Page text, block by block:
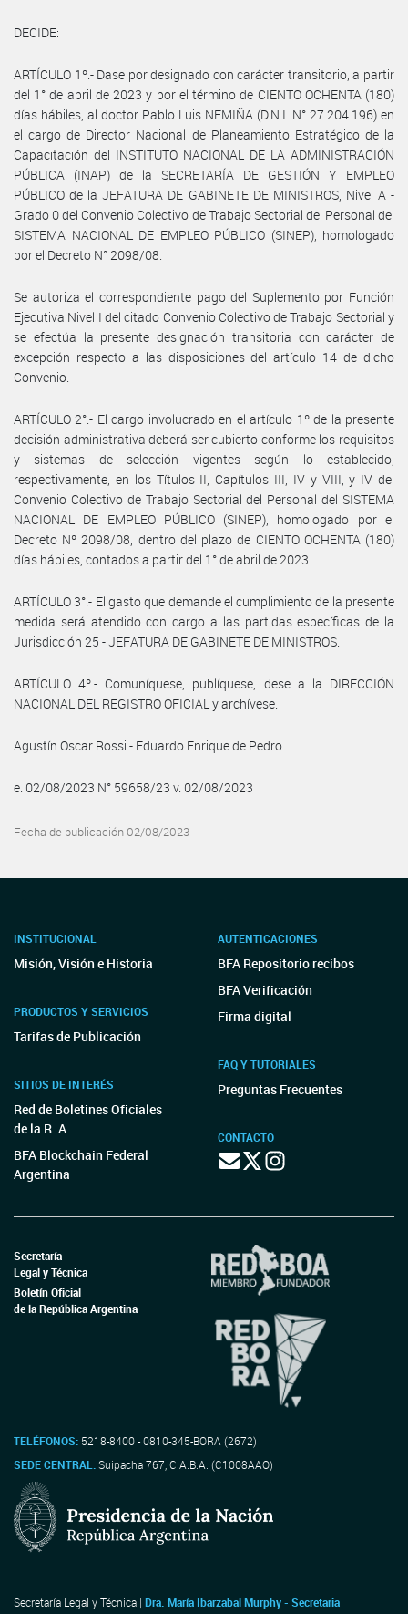
DECIDE:
ARTÍCULO 1º.- Dase por designado con carácter transitorio, a partir
del 1° de abril de 2023 y por el término de CIENTO OCHENTA (180)
días hábiles, al doctor Pablo Luis NEMIÑA (D.N.I. N° 27.204.196) en
el cargo de Director Nacional de Planeamiento Estratégico de la
Capacitación del INSTITUTO NACIONAL DE LA ADMINISTRACIÓN
PÚBLICA (INAP) de la SECRETARÍA DE GESTIÓN Y EMPLEO
PÚBLICO de la JEFATURA DE GABINETE DE MINISTROS, Nivel A -
Grado 0 del Convenio Colectivo de Trabajo Sectorial del Personal del
SISTEMA NACIONAL DE EMPLEO PÚBLICO (SINEP), homologado
por el Decreto N° 2098/08.
Se autoriza el correspondiente pago del Suplemento por Función
Ejecutiva Nivel I del citado Convenio Colectivo de Trabajo Sectorial y
se efectúa la presente designación transitoria con carácter de
excepción respecto a las disposiciones del artículo 14 de dicho
Convenio.
ARTÍCULO 2°.- El cargo involucrado en el artículo 1º de la presente
decisión administrativa deberá ser cubierto conforme los requisitos
y sistemas de selección vigentes según lo establecido,
respectivamente, en los Títulos II, Capítulos III, IV y VIII, y IV del
Convenio Colectivo de Trabajo Sectorial del Personal del SISTEMA
NACIONAL DE EMPLEO PÚBLICO (SINEP), homologado por el
Decreto Nº 2098/08, dentro del plazo de CIENTO OCHENTA (180)
días hábiles, contados a partir del 1° de abril de 2023.
ARTÍCULO 3°.- El gasto que demande el cumplimiento de la presente
medida será atendido con cargo a las partidas específicas de la
Jurisdicción 25 - JEFATURA DE GABINETE DE MINISTROS.
ARTÍCULO 4º.- Comuníquese, publíquese, dese a la DIRECCIÓN
NACIONAL DEL REGISTRO OFICIAL y archívese.
Agustín Oscar Rossi - Eduardo Enrique de Pedro
e. 02/08/2023 N° 59658/23 v. 02/08/2023
Fecha de publicación 02/08/2023
INSTITUCIONAL
Misión, Visión e Historia
PRODUCTOS Y SERVICIOS
Tarifas de Publicación
SITIOS DE INTERÉS
Red de Boletines Oficiales
de la R. A.
BFA Blockchain Federal
Argentina
AUTENTICACIONES
BFA Repositorio recibos
BFA Verificación
Firma digital
FAQ Y TUTORIALES
Preguntas Frecuentes
CONTACTO
Secretaría
Legal y Técnica
Boletín Oficial
de la República Argentina
TELÉFONOS: 5218-8400 - 0810-345-BORA (2672)
SEDE CENTRAL:Suipacha 767, C.A.B.A. (C1008AAO)
Secretaría Legal y Técnica | Dra. María Ibarzabal Murphy - Secretaria